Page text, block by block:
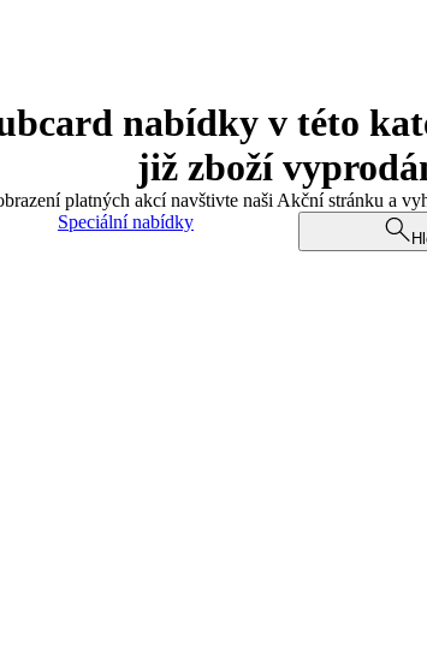
nabídky v této
již zboží
platných akcí navštivte naši Akční stránku a
Speciální nabídky